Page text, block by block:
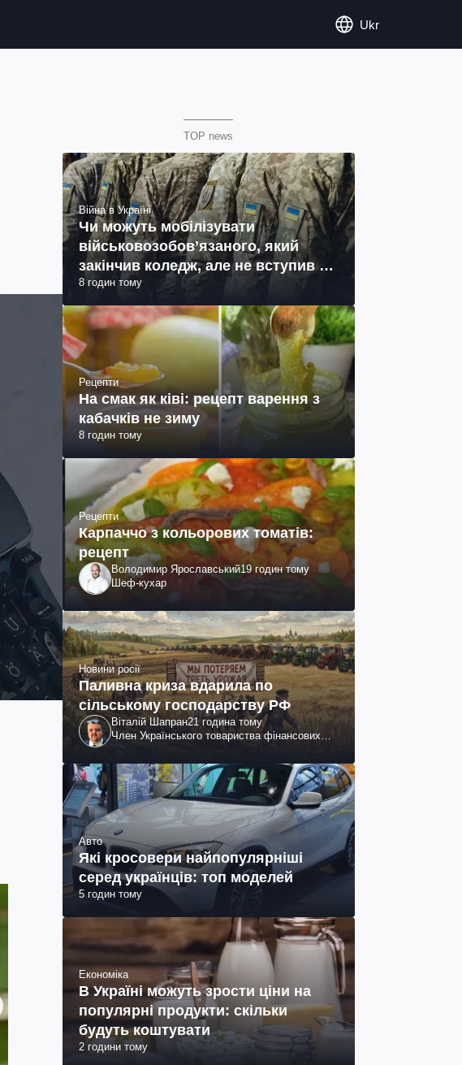
Ukr
TOP news
Війна в Україні
Чи можуть мобілізувати
військовозобов’язаного, який
закінчив коледж, але не вступив у
виш: пояснення юриста
8 годин тому
Рецепти
На смак як ківі: рецепт варення з
кабачків не зиму
8 годин тому
Рецепти
Карпаччо з кольорових томатів:
рецепт
Володимир Ярославський19 годин тому
Шеф-кухар
Новини росії
Паливна криза вдарила по
сільському господарству РФ
Віталій Шапран21 година тому
Член Українського товариства фінансових
Авто
Які кросовери найпопулярніші
серед українців: топ моделей
5 годин тому
Економіка
В Україні можуть зрости ціни на
популярні продукти: скільки
будуть коштувати
2 години тому